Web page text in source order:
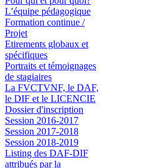
L’équipe pédagogique
Formation continue /
Projet
Etirements globaux et
spécifiques
Portraits et témoignages
de stagiaires
La FVCTVNF, le DAF,
le DIF et le LICENCIE
Dossier d'inscription
Session 2016-2017
Session 2017-2018
Session 2018-2019
Listing des DAF-DIF
attribués par la